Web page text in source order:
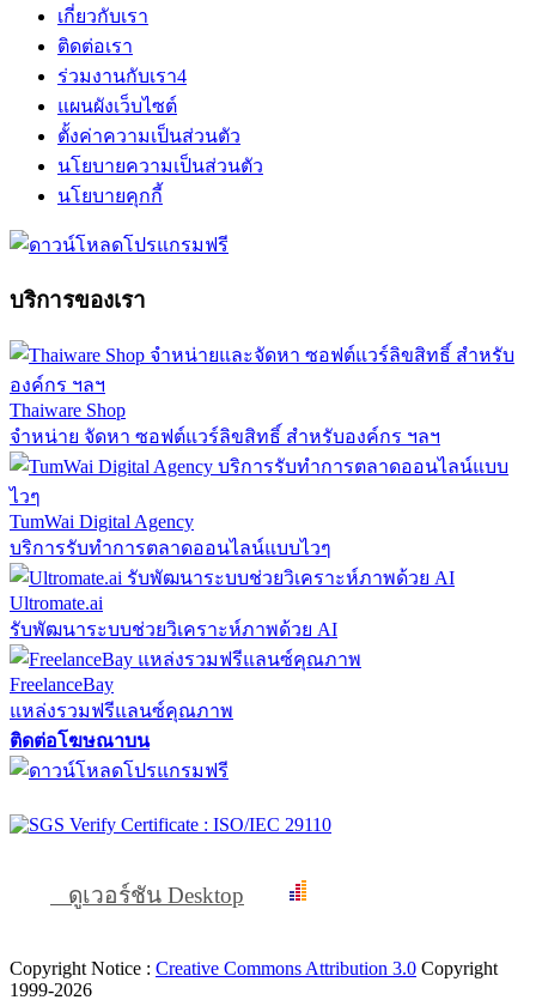
เกี่ยวกับเรา
ติดต่อเรา
ร่วมงานกับเรา4
แผนผังเว็บไซต์
ตั้งค่าความเป็นส่วนตัว
นโยบายความเป็นส่วนตัว
นโยบายคุกกี้
บริการของเรา
Thaiware Shop
จำหน่าย จัดหา ซอฟต์แวร์ลิขสิทธิ์ สำหรับองค์กร ฯลฯ
TumWai Digital Agency
บริการรับทำการตลาดออนไลน์แบบไวๆ
Ultromate.ai
รับพัฒนาระบบช่วยวิเคราะห์ภาพด้วย AI
FreelanceBay
แหล่งรวมฟรีแลนซ์คุณภาพ
ติดต่อโฆษณาบน
ดูเวอร์ชัน Desktop
Copyright Notice : Creative Commons Attribution 3.0 Copyright
1999-2026